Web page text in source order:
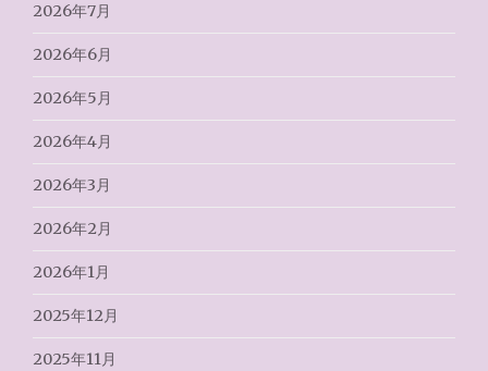
2026年7月
2026年6月
2026年5月
2026年4月
2026年3月
2026年2月
2026年1月
2025年12月
2025年11月